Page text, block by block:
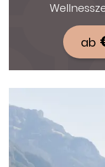
ab